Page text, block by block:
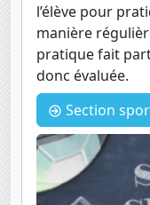
l’élève pour
manière
pratique fait
donc évaluée.
Section sportive